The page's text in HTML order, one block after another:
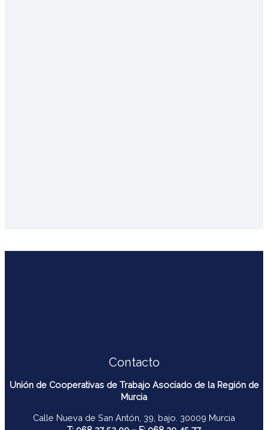
Contacto
Unión de Cooperativas de Trabajo Asociado de la Región de
Murcia
Calle Nueva de San Antón, 39, bajo. 30009 Murcia